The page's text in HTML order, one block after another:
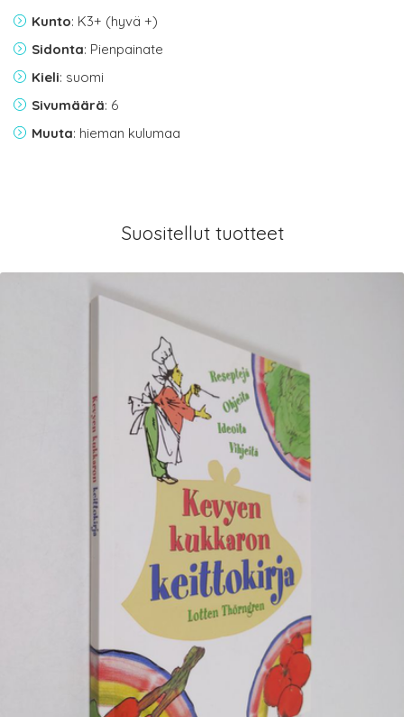
Kunto: K3+ (hyvä +)
Sidonta: Pienpainate
Kieli: suomi
Sivumäärä: 6
Muuta: hieman kulumaa
Suositellut tuotteet